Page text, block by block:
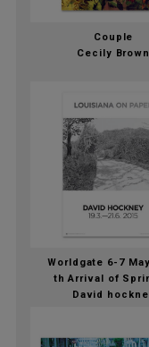
Couple
Cecily Brown
Worldgate 6-7
th Arrival of
David